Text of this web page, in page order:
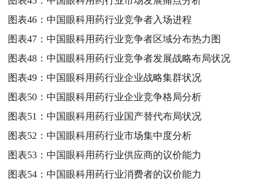
图表46：中国眼科用药行业竞争者入场进程
图表47：中国眼科用药行业竞争者区域分布热力图
图表48：中国眼科用药行业竞争者发展战略布局状况
图表49：中国眼科用药行业企业战略集群状况
图表50：中国眼科用药行业企业竞争格局分析
图表51：中国眼科用药行业国产替代布局状况
图表52：中国眼科用药行业市场集中度分析
图表53：中国眼科用药行业供应商的议价能力
图表54：中国眼科用药行业消费者的议价能力